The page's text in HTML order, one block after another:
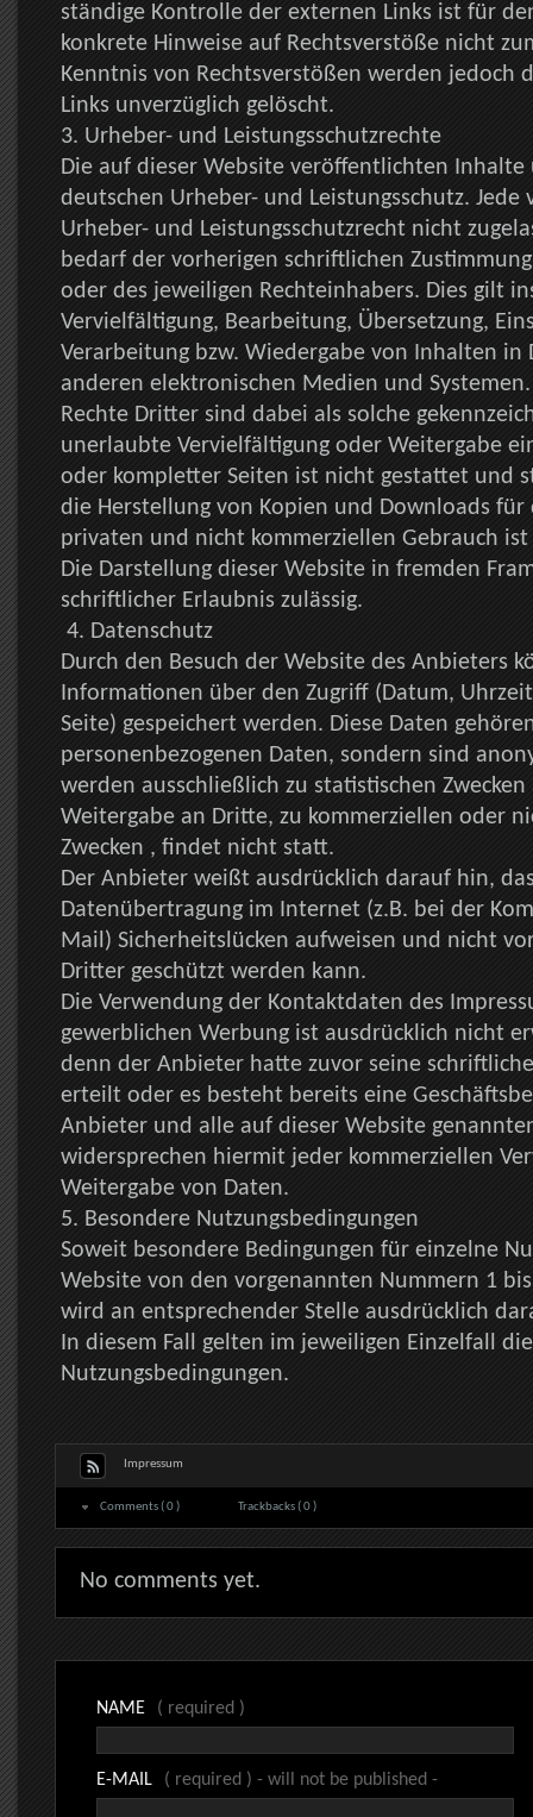
ständige Kontrolle der externen Links ist für
konkrete Hinweise auf Rechtsverstöße nicht
Kenntnis von Rechtsverstößen werden jedoch
Links unverzüglich gelöscht.
3. Urheber- und Leistungsschutzrechte
Die auf dieser Website veröffentlichten Inhalte
deutschen Urheber- und Leistungsschutz. Jede
Urheber- und Leistungsschutzrecht nicht
bedarf der vorherigen schriftlichen
oder des jeweiligen Rechteinhabers. Dies gilt
Vervielfältigung, Bearbeitung, Übersetzung,
Verarbeitung bzw. Wiedergabe von Inhalten in
anderen elektronischen Medien und
Rechte Dritter sind dabei als solche
unerlaubte Vervielfältigung oder Weitergabe
oder kompletter Seiten ist nicht gestattet und
die Herstellung von Kopien und Downloads für
privaten und nicht kommerziellen Gebrauch
Die Darstellung dieser Website in fremden
schriftlicher Erlaubnis zulässig.
4. Datenschutz
Durch den Besuch der Website des Anbieters
Informationen über den Zugriff (Datum,
Seite) gespeichert werden. Diese Daten
personenbezogenen Daten, sondern sind
werden ausschließlich zu statistischen
Weitergabe an Dritte, zu kommerziellen oder
Zwecken , findet nicht statt.
Der Anbieter weißt ausdrücklich darauf hin,
Datenübertragung im Internet (z.B. bei der
Mail) Sicherheitslücken aufweisen und nicht
Dritter geschützt werden kann.
Die Verwendung der Kontaktdaten des
gewerblichen Werbung ist ausdrücklich nicht
denn der Anbieter hatte zuvor seine
erteilt oder es besteht bereits eine
Anbieter und alle auf dieser Website
widersprechen hiermit jeder kommerziellen
Weitergabe von Daten.
5. Besondere Nutzungsbedingungen
Soweit besondere Bedingungen für einzelne
Website von den vorgenannten Nummern 1
wird an entsprechender Stelle ausdrücklich
In diesem Fall gelten im jeweiligen Einzelfall
Nutzungsbedingungen.
Impressum
Comments ( 0 ) Trackbacks ( 0 )
No comments yet.
NAME ( required )
E-MAIL ( required ) - will not be published -